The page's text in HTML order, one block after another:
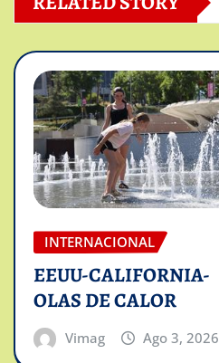
INTERNACIONAL
EEUU-CALIFORNIA-
OLAS DE CALOR
Vimag Ago 3, 2026